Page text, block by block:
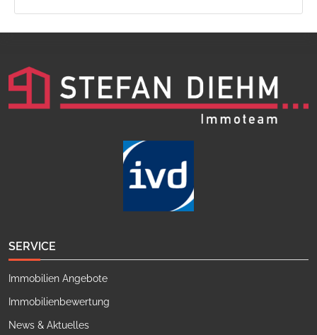
SERVICE
Immobilien Angebote
Immobilienbewertung
News & Aktuelles